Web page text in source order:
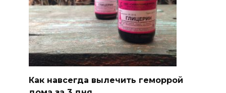
Как навсегда вылечить геморрой